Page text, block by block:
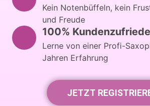
Kein Notenbüffeln, kein
und Freude
100%
Lerne von einer Profi-
Jahren Erfahrung
JETZT